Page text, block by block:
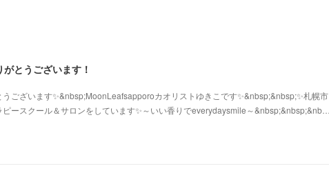
とうございます！
ございます✨&nbsp;MoonLeafsapporoカオリストゆきこです✨&nbsp;&nbsp;✨札幌市
ースクール＆サロンをしています✨～いい香りでeverydaysmile～&nbsp;&nbsp;&nb…